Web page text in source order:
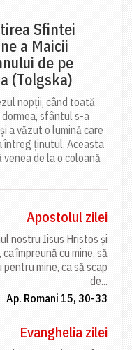
Sfintei
a Maicii
de pe
(Tolgska)
nopții, când toată
dormea, sfântul s-a
a văzut o lumină care
întreg ținutul. Aceasta
venea de la o coloană
Apostolul zilei
nostru Iisus Hristos și
împreună cu mine, să
mine, ca să scap
de...
Ap. Romani 15, 30-33
Evanghelia zilei